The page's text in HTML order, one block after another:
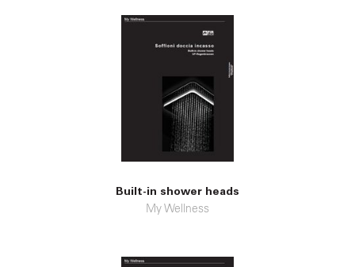
Built-in shower heads
My Wellness